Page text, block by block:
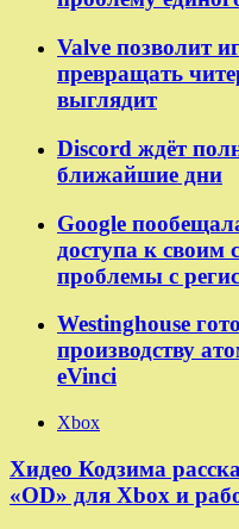
Valve позволит
превращать
выглядит
Discord ждёт
ближайшие дни
Google
доступа к своим
проблемы с
Westinghouse
производству
eVinci
Xbox
Хидео Кодзима
«OD» для Xbox и